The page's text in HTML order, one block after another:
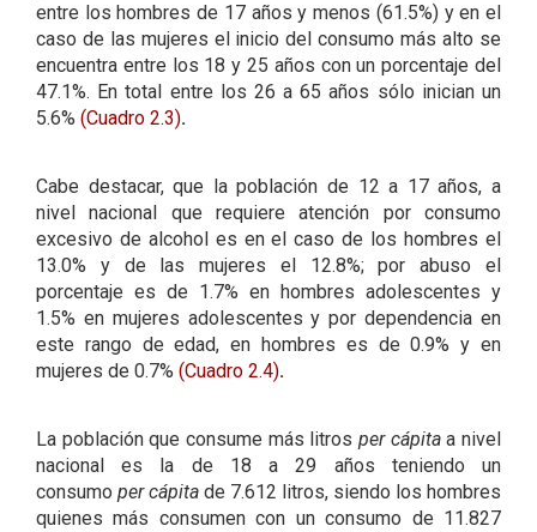
entre los hombres de 17 años y menos (61.5%) y en el
caso de las mujeres el inicio del consumo más alto se
encuentra entre los 18 y 25 años con un porcentaje del
47.1%. En total entre los 26 a 65 años sólo inician un
5.6% (Cuadro 2.3).
Cabe destacar, que la población de 12 a 17 años, a
nivel nacional que requiere atención por consumo
excesivo de alcohol es en el caso de los hombres el
13.0% y de las mujeres el 12.8%; por abuso el
porcentaje es de 1.7% en hombres adolescentes y
1.5% en mujeres adolescentes y por dependencia en
este rango de edad, en hombres es de 0.9% y en
mujeres de 0.7% (Cuadro 2.4).
La población que consume más litros per cápitaa nivel
nacional es la de 18 a 29 años teniendo un
consumo per cápita de 7.612 litros, siendo los hombres
quienes más consumen con un consumo de 11.827